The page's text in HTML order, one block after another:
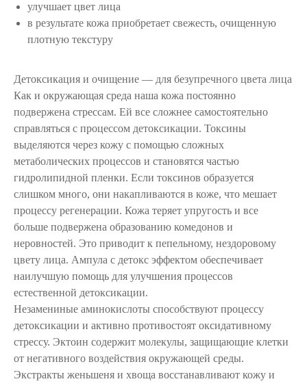
улучшает цвет лица
в результате кожа приобретает свежесть, очищенную
плотную текстуру
Детоксикация и очищение — для безупречного цвета лица
Как и окружающая среда наша кожа постоянно
подвержена стрессам. Ей все сложнее самостоятельно
справляться с процессом детоксикации. Токсины
выделяются через кожу с помощью сложных
метаболических процессов и становятся частью
гидролипидной пленки. Если токсинов образуется
слишком много, они накапливаются в коже, что мешает
процессу регенерации. Кожа теряет упругость и все
больше подвержена образованию комедонов и
неровностей. Это приводит к пепельному, нездоровому
цвету лица. Ампула с детокс эффектом обеспечивает
наилучшую помощь для улучшения процессов
естественной детоксикации.
Незамениные аминокислоты способствуют процессу
детоксикации и активно противостоят оксидативному
стрессу. Эктоин содержит молекулы, защищающие клетки
от негативного воздействия окружающей среды.
Экстракты женьшеня и хвоща восстанавливают кожу и